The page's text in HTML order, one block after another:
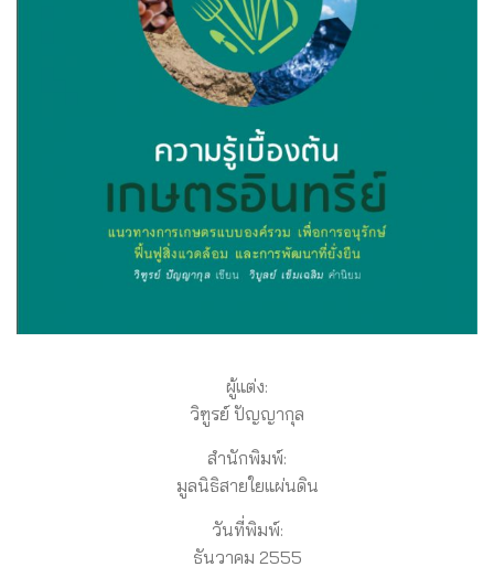
ผู้แต่ง:
วิฑูรย์ ปัญญากุล
สำนักพิมพ์:
มูลนิธิสายใยแผ่นดิน
วันที่พิมพ์:
ธันวาคม 2555